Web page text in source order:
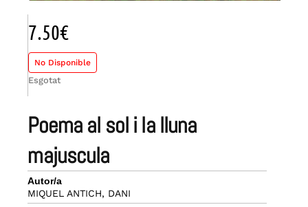
poema al sol i la lluna
majuscula
Autor/a
MIQUEL ANTICH, DANI
7.50€
No Disponible
Esgotat